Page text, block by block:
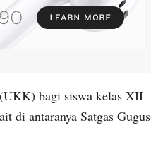
(UKK) bagi siswa kelas XII
di antaranya Satgas Gugus